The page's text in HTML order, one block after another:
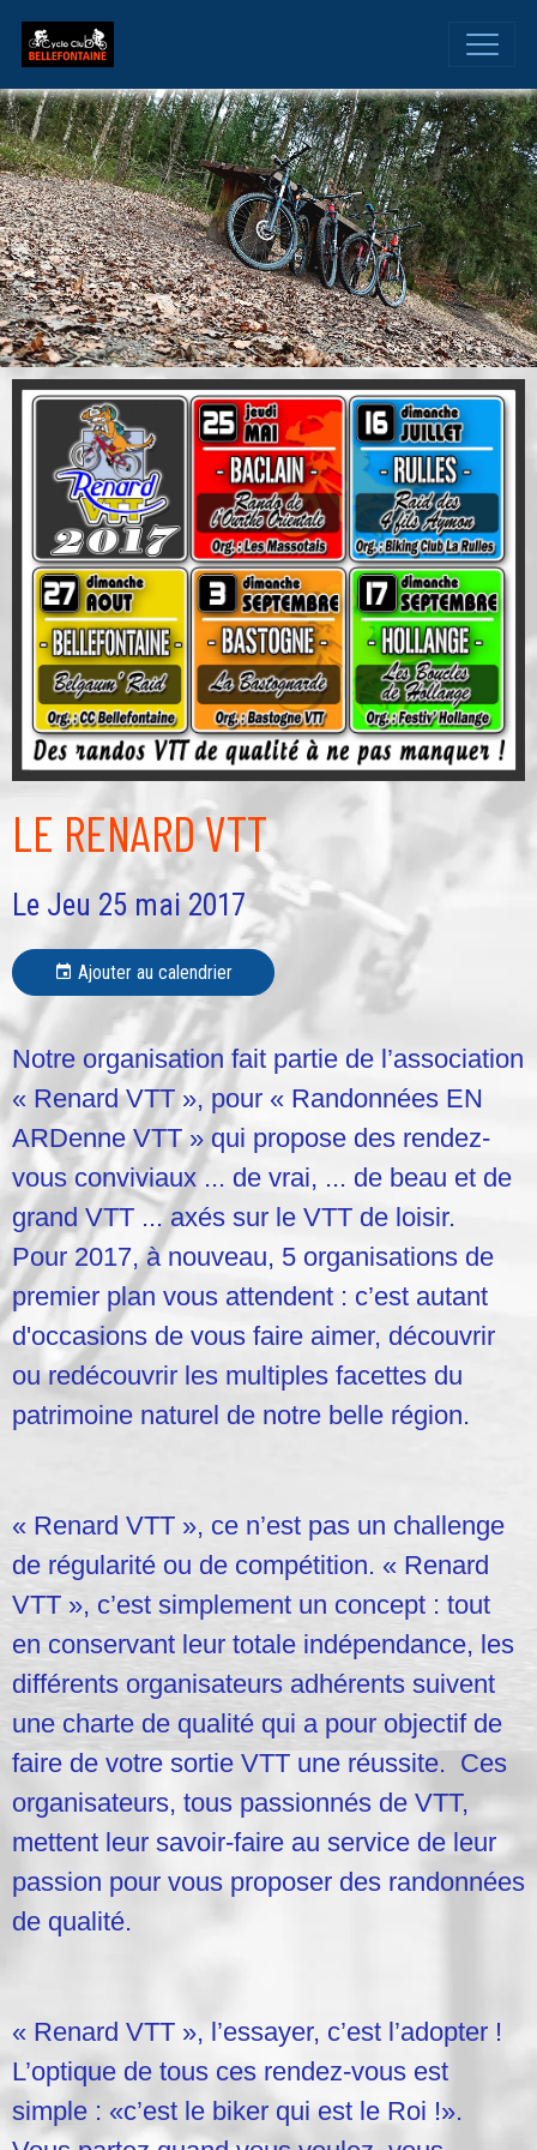
LE RENARD VTT
Le Jeu 25 mai 2017
Ajouter au calendrier
Notre organisation fait partie de l’association
« Renard VTT », pour « Randonnées EN
ARDenne VTT » qui propose des rendez-
vous conviviaux ... de vrai, ... de beau et de
grand VTT ... axés sur le VTT de loisir.
Pour 2017, à nouveau, 5 organisations de
premier plan vous attendent : c’est autant
d'occasions de vous faire aimer, découvrir
ou redécouvrir les multiples facettes du
patrimoine naturel de notre belle région.
« Renard VTT », ce n’est pas un challenge
de régularité ou de compétition. « Renard
VTT », c’est simplement un concept : tout
en conservant leur totale indépendance, les
différents organisateurs adhérents suivent
une charte de qualité qui a pour objectif de
faire de votre sortie VTT une réussite. Ces
organisateurs, tous passionnés de VTT,
mettent leur savoir-faire au service de leur
passion pour vous proposer des randonnées
de qualité.
« Renard VTT », l’essayer, c’est l’adopter !
L’optique de tous ces rendez-vous est
simple : «c’est le biker qui est le Roi !».